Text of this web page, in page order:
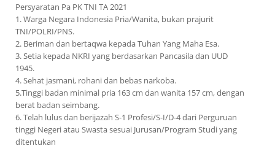
Persyaratan Pa PK TNI TA 2021
1. Warga Negara Indonesia Pria/Wanita, bukan prajurit
TNI/POLRI/PNS.
2. Beriman dan bertaqwa kepada Tuhan Yang Maha Esa.
3. Setia kepada NKRI yang berdasarkan Pancasila dan UUD
1945.
4. Sehat jasmani, rohani dan bebas narkoba.
5.Tinggi badan minimal pria 163 cm dan wanita 157 cm, dengan
berat badan seimbang.
6. Telah lulus dan berijazah S-1 Profesi/S-I/D-4 dari Perguruan
tinggi Negeri atau Swasta sesuai Jurusan/Program Studi yang
ditentukan